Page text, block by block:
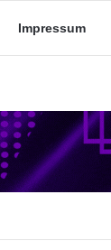
Impressum